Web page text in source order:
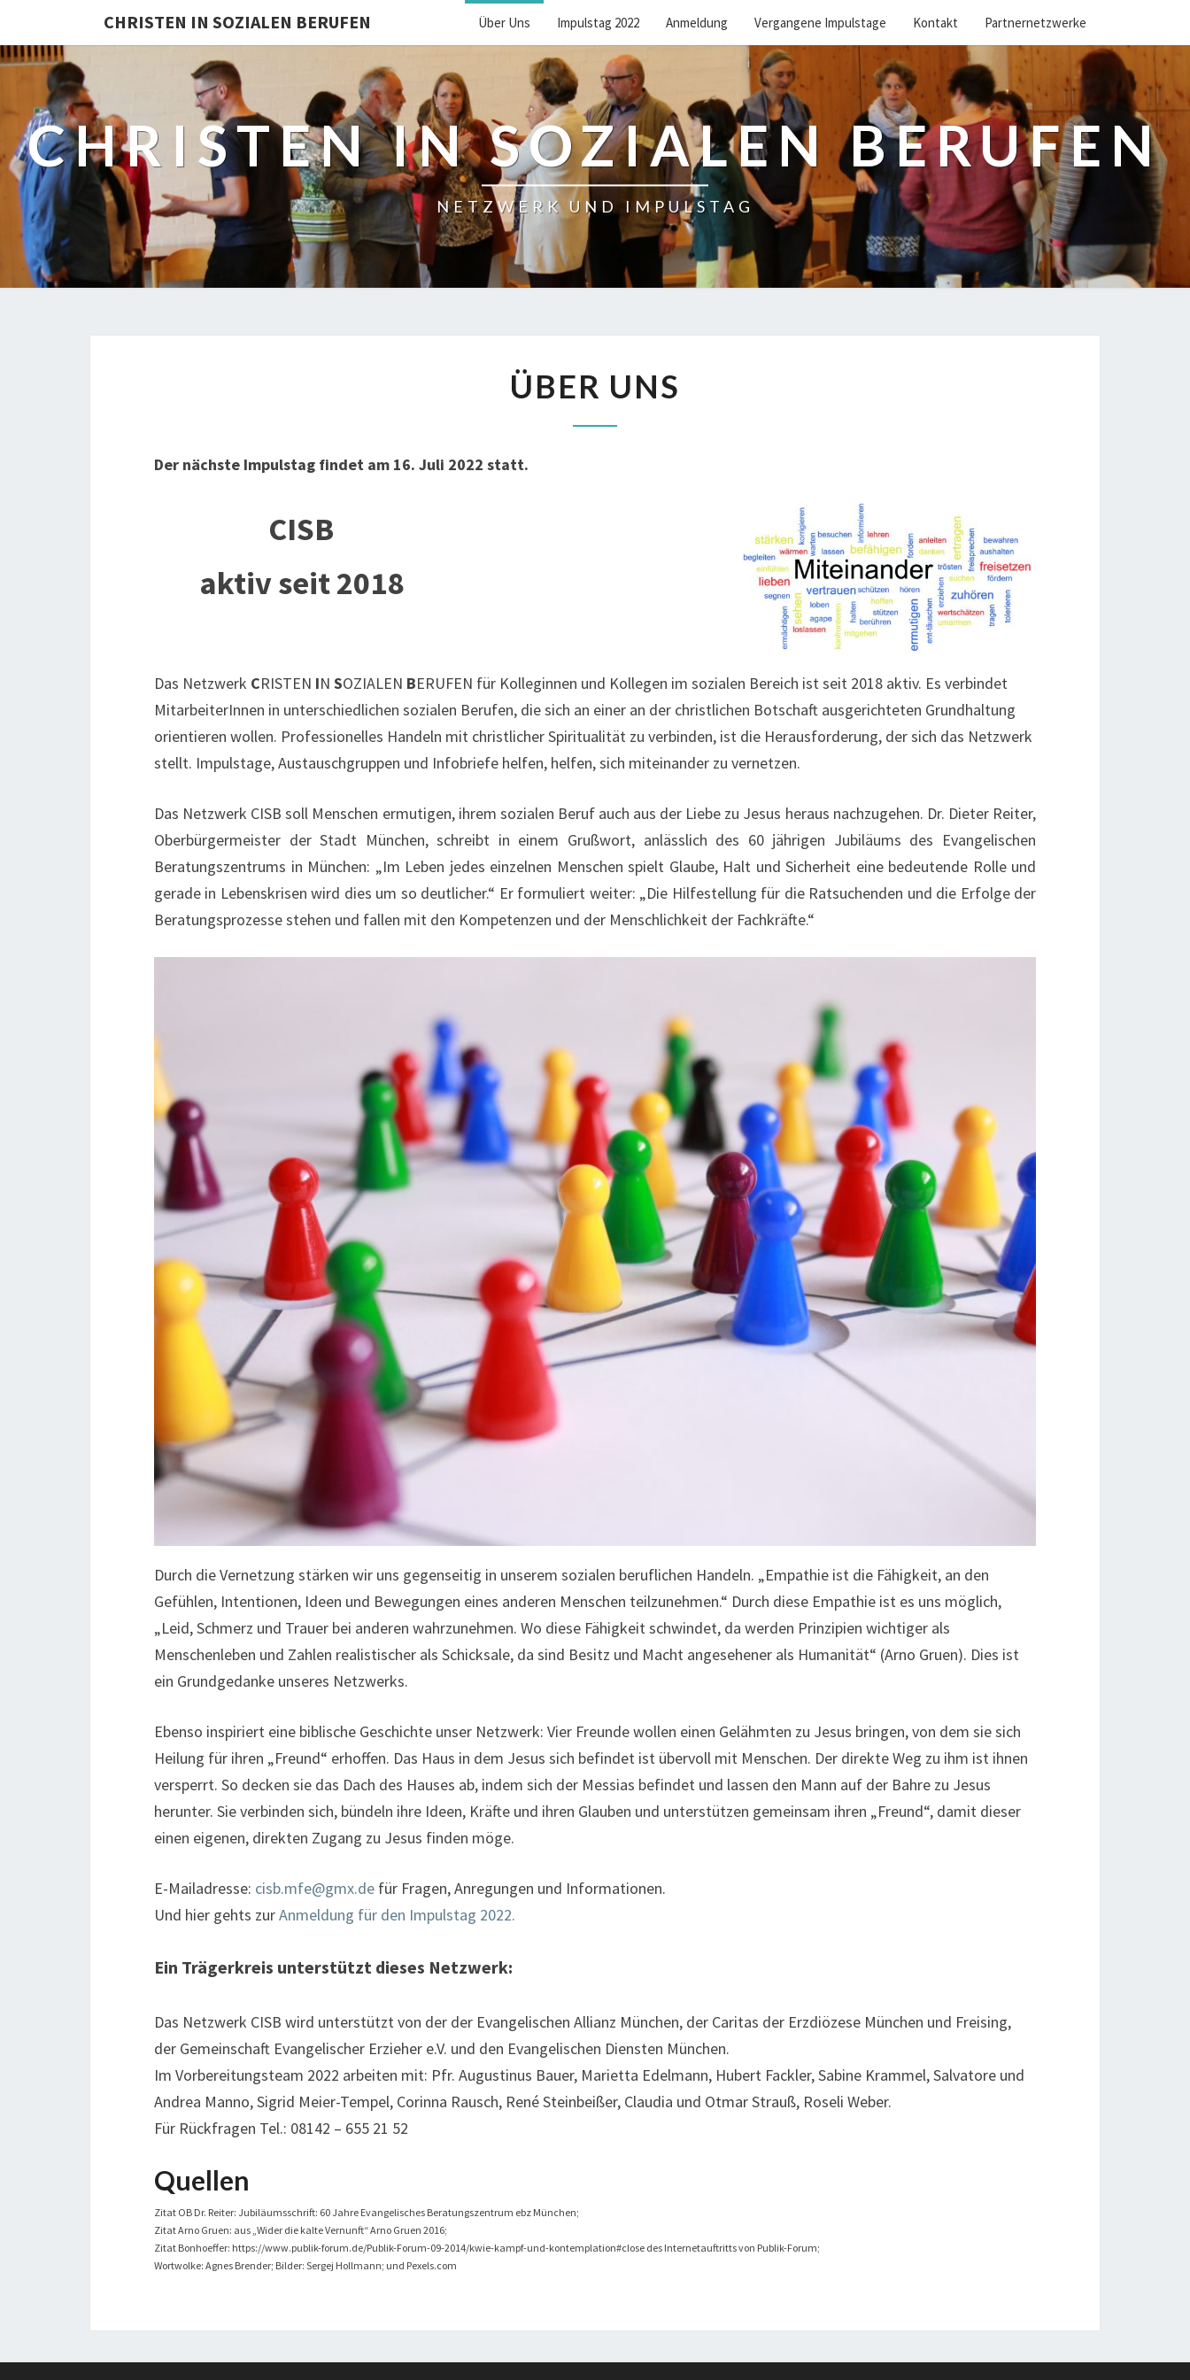
content
CHRISTEN IN SOZIALEN BERUFEN Über Uns Impulstag 2022 Anmeldung Vergangene Impulstage Kontakt Partnernetzwerke
CHRISTEN IN SOZIALEN BERUFEN
NETZWERK UND IMPULSTAG
UNS
ÜBER UNS
Der nächste Impulstag findet am 16. Juli 2022 statt.
CISB
aktiv seit 2018
Das Netzwerk CRISTEN IN SOZIALEN BERUFEN für Kolleginnen und Kollegen im sozialen Bereich ist seit 2018 aktiv. Es verbindet
MitarbeiterInnen in unterschiedlichen sozialen Berufen, die sich an einer an der christlichen Botschaft ausgerichteten Grundhaltung
orientieren wollen. Professionelles Handeln mit christlicher Spiritualität zu verbinden, ist die Herausforderung, der sich das Netzwerk
stellt. Impulstage, Austauschgruppen und Infobriefe helfen, helfen, sich miteinander zu vernetzen.
Das Netzwerk CISB soll Menschen ermutigen, ihrem sozialen Beruf auch aus der Liebe zu Jesus heraus nachzugehen. Dr. Dieter Reiter,
Oberbürgermeister der Stadt München, schreibt in einem Grußwort, anlässlich des 60 jährigen Jubiläums des Evangelischen
Beratungszentrums in München: „Im Leben jedes einzelnen Menschen spielt Glaube, Halt und Sicherheit eine bedeutende Rolle und
gerade in Lebenskrisen wird dies um so deutlicher.“ Er formuliert weiter: „Die Hilfestellung für die Ratsuchenden und die Erfolge der
Beratungsprozesse stehen und fallen mit den Kompetenzen und der Menschlichkeit der Fachkräfte.“
Durch die Vernetzung stärken wir uns gegenseitig in unserem sozialen beruflichen Handeln. „Empathie ist die Fähigkeit, an den
Gefühlen, Intentionen, Ideen und Bewegungen eines anderen Menschen teilzunehmen.“ Durch diese Empathie ist es uns möglich,
„Leid, Schmerz und Trauer bei anderen wahrzunehmen. Wo diese Fähigkeit schwindet, da werden Prinzipien wichtiger als
Menschenleben und Zahlen realistischer als Schicksale, da sind Besitz und Macht angesehener als Humanität“ (Arno Gruen). Dies ist
ein Grundgedanke unseres Netzwerks.
Ebenso inspiriert eine biblische Geschichte unser Netzwerk: Vier Freunde wollen einen Gelähmten zu Jesus bringen, von dem sie sich
Heilung für ihren „Freund“ erhoffen. Das Haus in dem Jesus sich befindet ist übervoll mit Menschen. Der direkte Weg zu ihm ist ihnen
versperrt. So decken sie das Dach des Hauses ab, indem sich der Messias befindet und lassen den Mann auf der Bahre zu Jesus
herunter. Sie verbinden sich, bündeln ihre Ideen, Kräfte und ihren Glauben und unterstützen gemeinsam ihren „Freund“, damit dieser
einen eigenen, direkten Zugang zu Jesus finden möge.
E-Mailadresse: cisb.mfe@gmx.de für Fragen, Anregungen und Informationen.
Und hier gehts zurAnmeldung für den Impulstag 2022.
Ein Trägerkreis unterstützt dieses Netzwerk:
Das Netzwerk CISB wird unterstützt von der der Evangelischen Allianz München, der Caritas der Erzdiözese München und Freising,
der Gemeinschaft Evangelischer Erzieher e.V. und den Evangelischen Diensten München.
Im Vorbereitungsteam 2022 arbeiten mit: Pfr. Augustinus Bauer, Marietta Edelmann, Hubert Fackler, Sabine Krammel, Salvatore und
Andrea Manno, Sigrid Meier-Tempel, Corinna Rausch, René Steinbeißer, Claudia und Otmar Strauß, Roseli Weber.
Für Rückfragen Tel.: 08142 – 655 21 52
Quellen
Zitat OB Dr. Reiter: Jubiläumsschrift: 60 Jahre Evangelisches Beratungszentrum ebz München;
Zitat Arno Gruen: aus „Wider die kalte Vernunft“ Arno Gruen 2016;
Zitat Bonhoeffer: https://www.publik-forum.de/Publik-Forum-09-2014/kwie-kampf-und-kontemplation#close des Internetauftritts von Publik-Forum;
Wortwolke: Agnes Brender; Bilder: Sergej Hollmann; und Pexels.com